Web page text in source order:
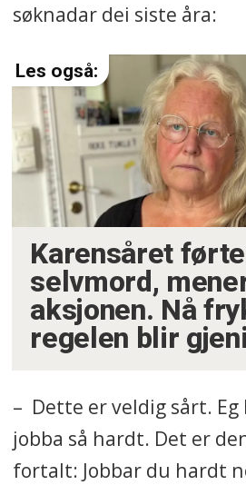
søknadar dei siste åra:
Karensåret
selvmord,
aksjonen. Nå
regelen blir
– Dette er veldig sårt.
jobba så hardt. Det er
fortalt: Jobbar du hardt